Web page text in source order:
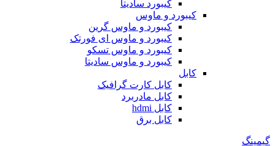
کیبورد سادیتا
کیبورد و ماوس
کیبورد و ماوس گرین
کیبورد و ماوس ای فورتک
کیبورد و ماوس تسکو
کیبورد و ماوس سادیتا
کابل
کابل کارت گرافیک
کابل مادربرد
کابل hdmi
کابل برق
گیمینگ